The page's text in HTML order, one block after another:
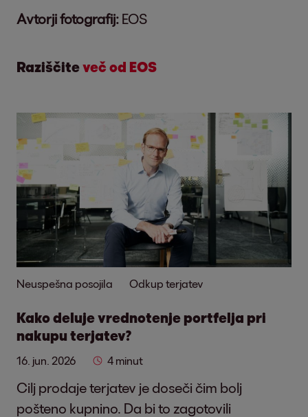
Avtorji fotografij: EOS
Raziščiteveč od EOS
Neuspešna posojila Odkup terjatev
Kako deluje vrednotenje portfelja pri
nakupu terjatev?
16. jun. 2026 4 minut
Cilj prodaje terjatev je doseči čim bolj
pošteno kupnino. Da bi to zagotovili